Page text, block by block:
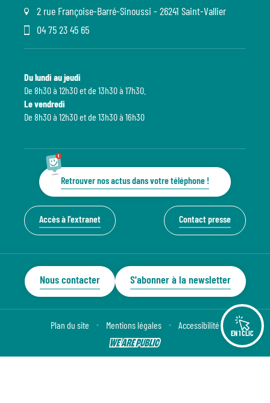
2 rue Françoise-Barré-Sinoussi - 26241 Saint-Vallier
04 75 23 45 65
Du lundi au jeudi
De 8h30 à 12h30 et de 13h30 à 17h30.
Le vendredi
De 8h30 à 12h30 et de 13h30 à 16h30
Retrouver nos actus dans votre téléphone !
Accès à l'extranet Contact presse
Nous contacter S'abonner à la newsletter
Plan du site Mentions légales Accessibilité
EN 1 CLIC